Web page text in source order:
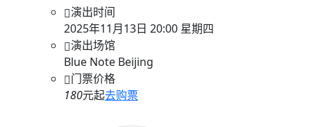
演出时间
2025年11月13日 20:00 星期四
演出场馆
Blue Note Beijing
门票价格
180元起去购票